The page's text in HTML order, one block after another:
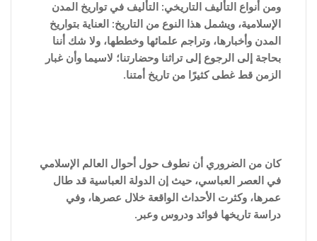
ومن أنواع التأليف التاريخي: التأليف في تواريخ المدن
الإسلامية، ويشمل هذا النوع من التاريخ: العناية بتواريخ
المدن وأخبارها، وتراجم علمائها وخططها، ولا شك أننا
بحاجة إلى الرجوع إلى تراثنا وحضارتنا؛ لاسيما وأن غبار
الزمن قط غطى كثيرًا من تاريخ أمتنا.
كان من الضروري أن نطوف حول أحوال العالم الإسلامي
في العصر العباسي، حيث إن الدولة العباسية قد طال
عمرها، وكثرت الأحداث الواقعة خلال عصرها، وفي
دراسة تاريخها فوائد ودروس وعبر.